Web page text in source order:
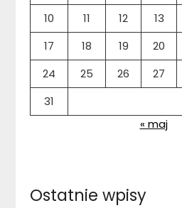
10
11 12 13
17
18 19 20
24
25 26 27
31
« maj
Ostatnie wpisy